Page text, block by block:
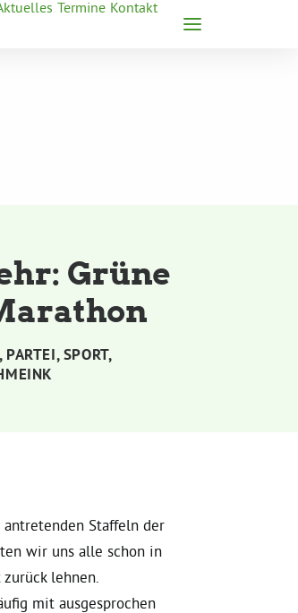
Termine Kontakt
Grüne
, PARTEI,SPORT,
Staffeln der
wir uns alle schon in
lehnen.
mit ausgesprochen